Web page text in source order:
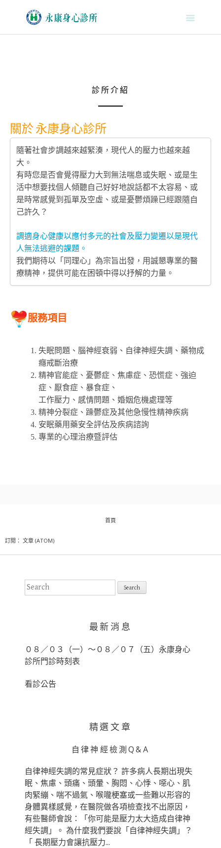
診所介紹
關於永康身心診所
隨著社會步調越來越緊湊，現代人的壓力也越來越
大。
有時您是否會覺得壓力大到無法喘息或失眠、或是生
活中想要找個人傾聽自己好好地說話都不太容易、或
是時常感覺到孤單及空虛、或是憂鬱煩躁已經跟隨自
己許久？
調適身心健康以應付多元的社會及壓力變遷以是現代
人無法逃避的課題。
我們期待以「同理心」為宗旨出發，用誠懇專業的醫
療精神，提供可能在困頓中得以抒解的力量。
服務項目
失眠問題、腦神經衰弱、自律神經失調、藥物成
癮戒斷治療
精神官能症、憂鬱症、焦慮症、恐慌症、強迫
症、厭食症、暴食症、
工作壓力、感情問題、婚姻危機處理等
精神分裂症、躁鬱症及其他急慢性精神疾病
安眠藥用藥安全評估及疾病諮詢
專業的心理治療暨評估
首頁
訂閱： 文章 (ATOM)
S
e
h
f
o
r
最新消息
０８／０３（一）～０８／０７（五）永康身心
診所門診時刻表
看診公告
精選文章
自律神經檢測Q&A
自律神經失調的常見症狀？ 許多病人長期出現失
眠、焦慮、頭痛、頭暈、胸悶、心悸、噁心、肌
肉緊繃、喘不過氣、喉嚨梗塞或一些難以形容的
身體異樣感覺，在醫院做各項檢查找不出原因，
有些醫師會說：「你可能是壓力太大造成自律神
經失調」。 為什麼我們要說「自律神經失調」？
「 長期壓力會讓抗壓力...